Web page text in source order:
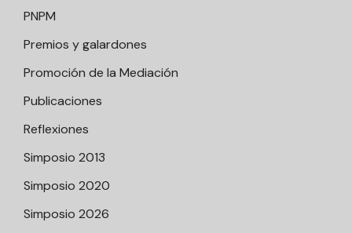
PNPM
Premios y galardones
Promoción de la Mediación
Publicaciones
Reflexiones
Simposio 2013
Simposio 2020
Simposio 2026